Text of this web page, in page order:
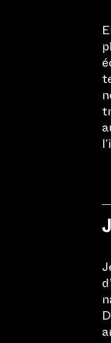
Newsletter
Impressum
Cookie-